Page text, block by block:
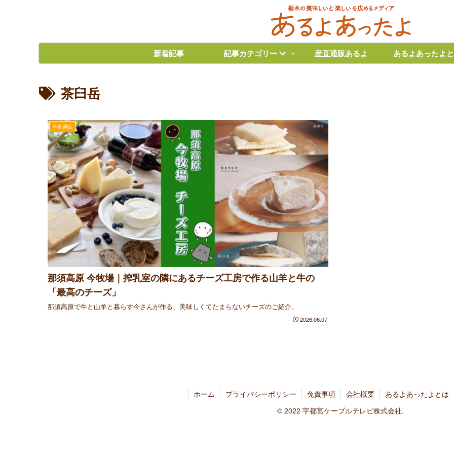
新着記事 記事カテゴリー 産直通販あるよ あるよあったよ
茶臼岳
産直通販
那須高原 今牧場｜搾乳室の隣にあるチーズ工房で作る山羊と牛の
「最高のチーズ」
那須高原で牛と山羊と暮らす今さんが作る、美味しくてたまらないチーズのご紹介。
2026.06.07
ホーム プライバシーポリシー 免責事項 会社概要
あるよあったよとは
© 2022 宇都宮ケーブルテレビ株式会社.